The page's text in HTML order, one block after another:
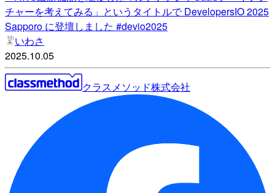
チャーを考えてみる」というタイトルで DevelopersIO 2025
Sapporo に登壇しました #devio2025
いわさ
2025.10.05
クラスメソッド株式会社